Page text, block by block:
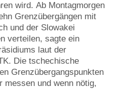
wird. Ab Montagmorgen
Grenzübergängen mit
und der Slowakei
verteilen, sagte ein
laut der
Die tschechische
Grenzübergangspunkten
messen und wenn nötig,